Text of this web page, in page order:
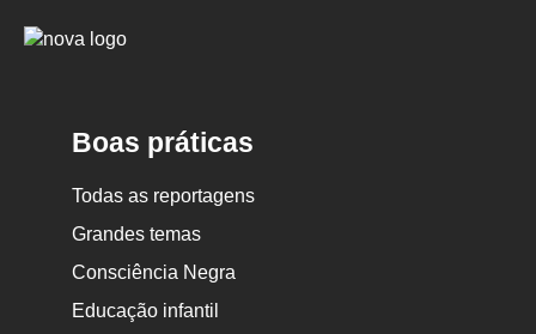
Logo
Boas práticas
Todas as reportagens
Grandes temas
Consciência Negra
Educação infantil